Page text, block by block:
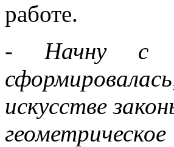
работе.
- Начну с
искусстве